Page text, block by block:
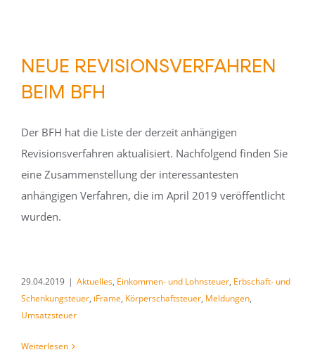
NEUE REVISIONSVERFAHREN
BEIM BFH
Der BFH hat die Liste der derzeit anhängigen
Revisionsverfahren aktualisiert. Nachfolgend finden Sie
eine Zusammenstellung der interessantesten
anhängigen Verfahren, die im April 2019 veröffentlicht
wurden.
29.04.2019 | Aktuelles, Einkommen- und Lohnsteuer, Erbschaft- und
Schenkungsteuer, iFrame, Körperschaftsteuer, Meldungen,
Umsatzsteuer
Weiterlesen